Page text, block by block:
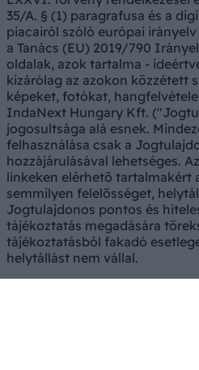
35/A. § (1) paragrafusa és a
piacairól szóló európai
a Tanács (EU) 2019/790
oldalak, azok tartalma -
kizárólag az azokon közzétett
képeket, fotókat,
IndaNext Hungary Kft.
jogosultsága alá esnek.
felhasználása csak a
hozzájárulásával lehetséges.
linkeken elérhető tartalmakért
semmilyen felelősséget,
Jogtulajdonos pontos és
tájékoztatás megadására
tájékoztatásból fakadó
helytállást nem vállal.